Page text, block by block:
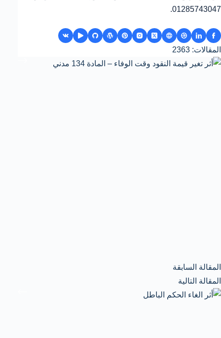
01285743047.
المقالات: 2363
المقالة السابقة
المقالة التالية